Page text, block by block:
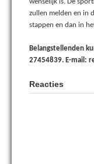
zullen melden en in
stappen en dan in
Belangstellenden
27454839. E-mail:
Reacties